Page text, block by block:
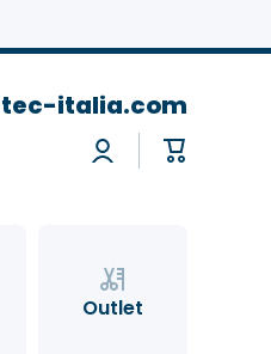
italia.com
EinloggenWarenkorb
Outlet